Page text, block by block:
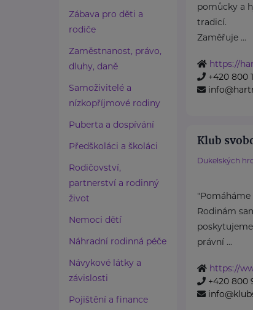
Zábava pro děti a
rodiče
Zaměstnanost, právo,
dluhy, daně
Samoživitelé a
nízkopříjmové rodiny
Puberta a dospívání
Předškoláci a školáci
Rodičovství,
partnerství a rodinný
život
Nemoci dětí
Náhradní rodinná péče
Návykové látky a
závislosti
Pojištění a finance
pomůcky a
tradicí.
Zaměřuje ...
https://
+420 800
Klub
Dukelských
Rodinám
právní ...
https://
+420 800